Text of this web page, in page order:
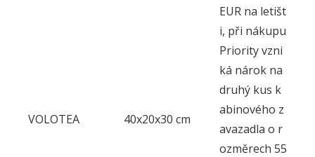
VOLOTEA 40x20x30 cm
EUR na letišt
i, při nákupu
Priority vzni
ká nárok na
druhý kus k
abinového z
avazadla o r
ozměrech 55